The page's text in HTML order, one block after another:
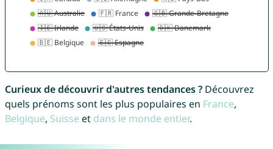
Curieux de découvrir d'autres tendances ?Découvrez
quels prénoms sont les plus populaires en France,
Belgique, Suisse et dans le monde entier.